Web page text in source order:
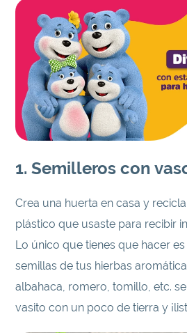
1. Semilleros con
Crea una huerta en casa y
plástico que usaste para recibir
Lo único que tienes que hacer
semillas de tus hierbas
albahaca, romero, tomillo, etc.
vasito con un poco de tierra y